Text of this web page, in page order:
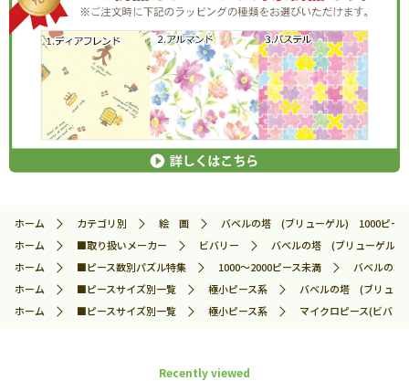
ホーム カテゴリ別 絵 画
バベルの塔 (ブリューゲル) 1000ピー
ホーム
■取り扱いメーカー ビバリー
バベルの塔 (ブリューゲル)
ホーム
■ピース数別パズル特集 1000～2000ピース未満
バベルの
ホーム
■ピースサイズ別一覧 極小ピース系
バベルの塔 (ブリュ
ホーム
■ピースサイズ別一覧 極小ピース系 マイクロピース(ビバリ
Recently viewed